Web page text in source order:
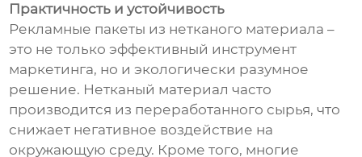
Практичность и устойчивость
Рекламные пакеты из нетканого материала –
это не только эффективный инструмент
маркетинга, но и экологически разумное
решение. Нетканый материал часто
производится из переработанного сырья, что
снижает негативное воздействие на
окружающую среду. Кроме того, многие